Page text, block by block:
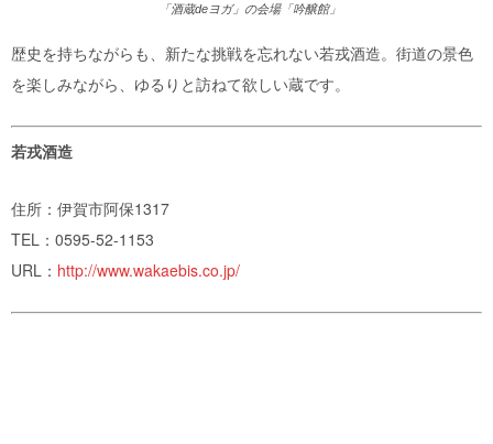
「酒蔵deヨガ」の会場「吟醸館」
歴史を持ちながらも、新たな挑戦を忘れない若戎酒造。街道の景色
を楽しみながら、ゆるりと訪ねて欲しい蔵です。
若戎酒造
住所：伊賀市阿保1317
TEL：0595-52-1153
URL： http://www.wakaebis.co.jp/